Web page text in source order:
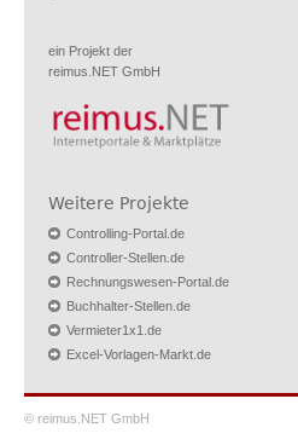
ein Projekt der
reimus.NET GmbH
Weitere Projekte
Controlling-Portal.de
Controller-Stellen.de
Rechnungswesen-Portal.de
Buchhalter-Stellen.de
Vermieter1x1.de
Excel-Vorlagen-Markt.de
© reimus.NET GmbH